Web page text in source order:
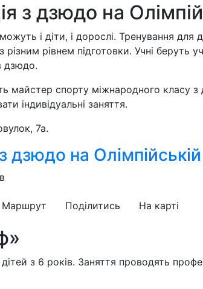
з дзюдо на
і діти, і дорослі. Тренування
різним рівнем підготовки. Учні
дзюдо.
майстер спорту міжнародного класу
індивідуальні заняття.
7а.
дзюдо на Олімпійській
Маршрут Поділитись На карті
з 6 років. Заняття проводять